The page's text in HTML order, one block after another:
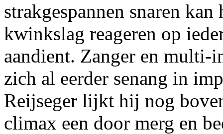
strakgespannen snaren
kwinkslag reageren op
aandient. Zanger en
zich al eerder senang in
Reijseger lijkt hij nog
climax een door merg en